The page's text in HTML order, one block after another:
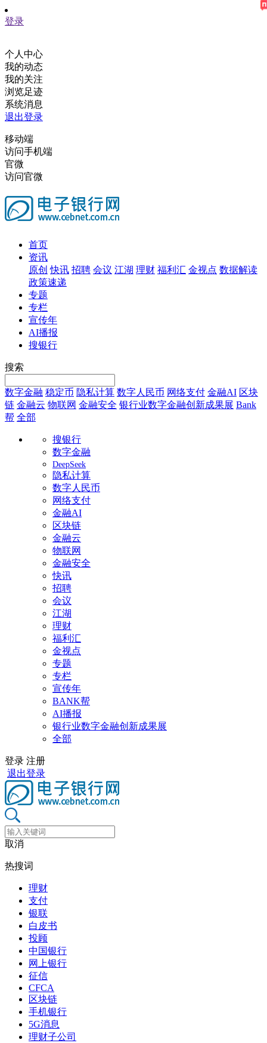
登录
个人中心
我的动态
我的关注
浏览足迹
系统消息
退出登录
移动端
访问手机端
官微
访问官微
首页
资讯
原创 快讯 招聘 会议 江湖 理财 福利汇 金视点 数据解读
政策速递
专题
专栏
宣传年
AI播报
搜银行
搜索
数字金融 稳定币 隐私计算 数字人民币 网络支付 金融AI 区块
链 金融云 物联网 金融安全 银行业数字金融创新成果展 Bank
帮 全部
搜银行
数字金融
DeepSeek
隐私计算
数字人民币
网络支付
金融AI
区块链
金融云
物联网
金融安全
快讯
招聘
会议
江湖
理财
福利汇
金视点
专题
专栏
宣传年
BANK帮
AI播报
银行业数字金融创新成果展
全部
登录 注册
退出登录
取消
热搜词
理财
支付
银联
白皮书
投顾
中国银行
网上银行
征信
CFCA
区块链
手机银行
5G消息
理财子公司